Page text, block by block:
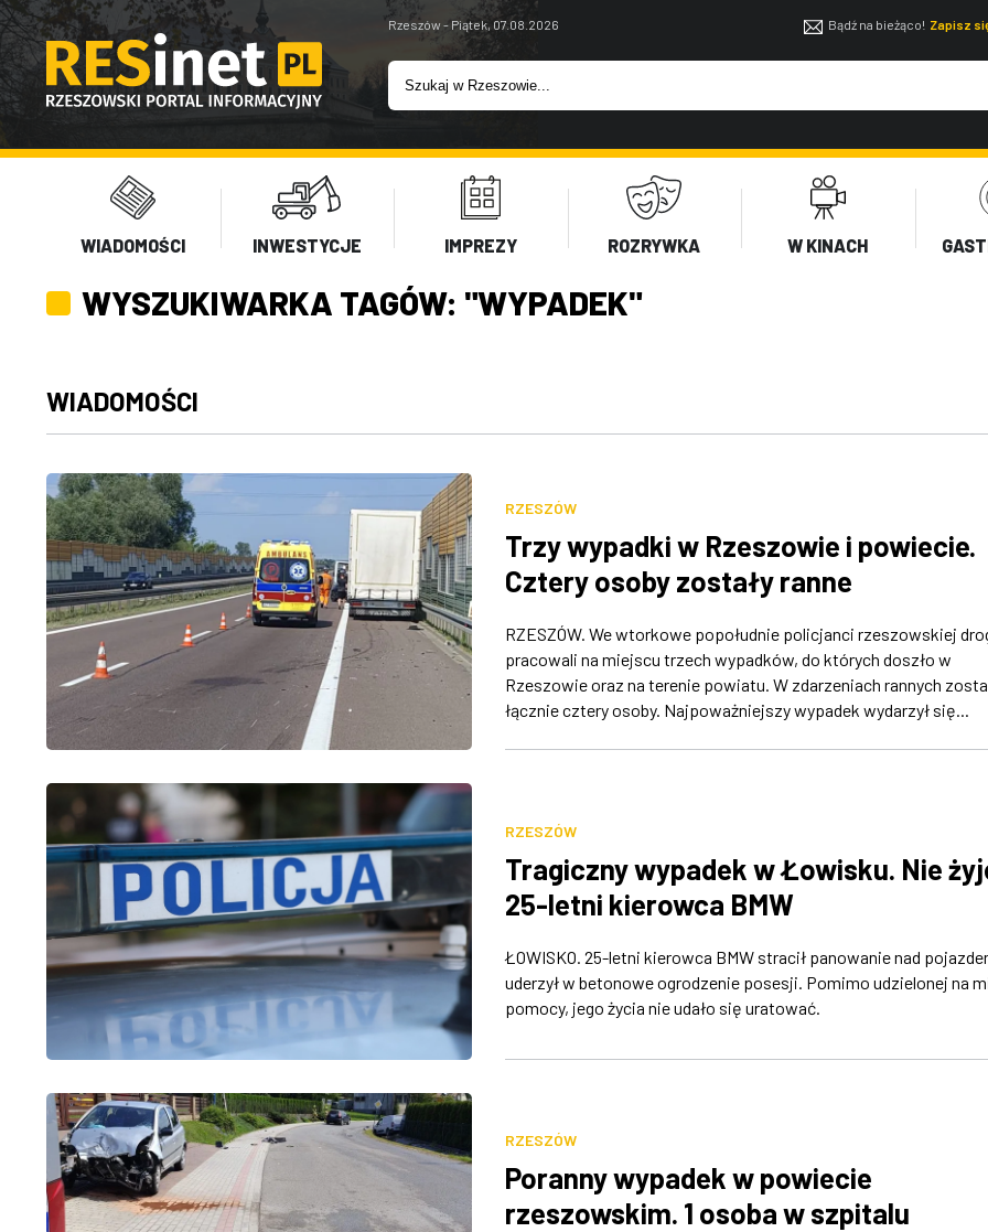
Rzeszów - Piątek, 07.08.2026 Bądź na bieżąco! Zapisz
WIADOMOŚCI INWESTYCJE IMPREZY ROZRYWKA W KINACH
WYSZUKIWARKA TAGÓW: "WYPADEK"
WIADOMOŚCI
RZESZÓW
Trzy wypadki w Rzeszowie i powiecie.
Cztery osoby zostały ranne
RZESZÓW. We wtorkowe popołudnie policjanci rzeszowskiej
pracowali na miejscu trzech wypadków, do których doszło w
Rzeszowie oraz na terenie powiatu. W zdarzeniach rannych
łącznie cztery osoby. Najpoważniejszy wypadek wydarzył się...
RZESZÓW
Tragiczny wypadek w Łowisku. Nie
25-letni kierowca BMW
ŁOWISKO. 25-letni kierowca BMW stracił panowanie nad
uderzył w betonowe ogrodzenie posesji. Pomimo udzielonej na
pomocy, jego życia nie udało się uratować.
RZESZÓW
Poranny wypadek w powiecie
rzeszowskim. 1 osoba w szpitalu